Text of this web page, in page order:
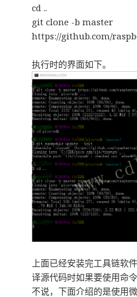
cd ..
git clone -b master
https://github.com/
执行时的界面如下。
上面已经安装完工具链软
译源代码时如果要使用命
不说，下面介绍的是使用